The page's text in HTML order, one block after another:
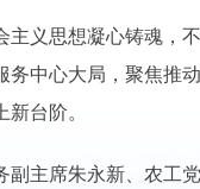
义思想凝心铸魂，
中心大局，聚焦推
台阶。
主席朱永新、农工